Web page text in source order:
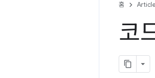
홈
코